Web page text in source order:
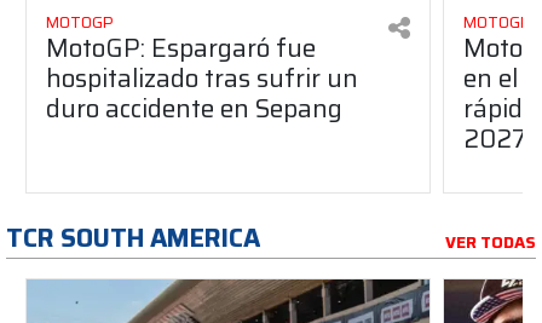
MOTOGP
MotoGP: Espargaró fue
hospitalizado tras sufrir un
duro accidente en Sepang
MOTOGP
en el
2027
TCR SOUTH AMERICA VER TODAS